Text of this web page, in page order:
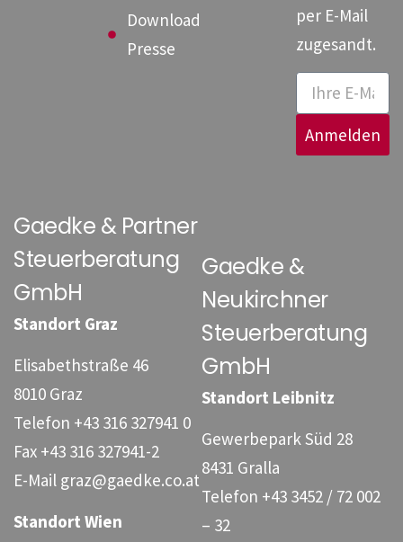
Download
Presse
per E-Mail
zugesandt.
Anmelden
Gaedke & Partner
Steuerberatung
GmbH
Standort Graz
Elisabethstraße 46
8010 Graz
Telefon +43 316 327941 0
Fax +43 316 327941-2
E-Mail graz@gaedke.co.at
Standort Wien
Gaedke &
Neukirchner
Steuerberatung
GmbH
Standort Leibnitz
Gewerbepark Süd 28
8431 Gralla
Telefon +43 3452 / 72 002
– 32